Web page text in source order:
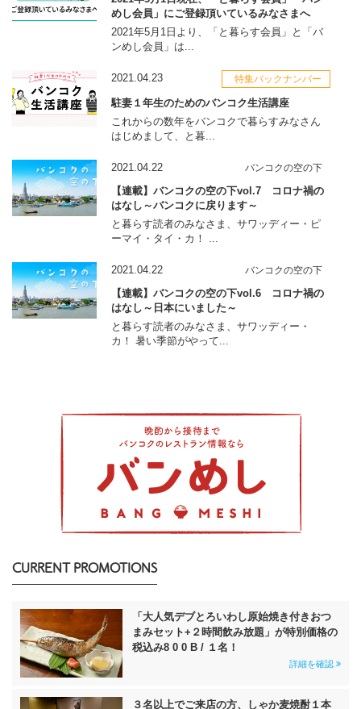
めし会員」にご登録頂いているみなさまへ
2021年5月1日より、「と暮らす会員」と「バ
ンめし会員」は...
2021.04.23 特集バックナンバー
駐妻１年生のためのバンコク生活講座
これからの数年をバンコクで暮らすみなさん
はじめまして、と暮...
2021.04.22 バンコクの空の下
【連載】バンコクの空の下vol.7 コロナ禍の
はなし～バンコクに戻ります～
と暮らす読者のみなさま、サワッディー・ピ
ーマイ・タイ・カ！ ...
2021.04.22 バンコクの空の下
【連載】バンコクの空の下vol.6 コロナ禍の
はなし～日本にいました～
と暮らす読者のみなさま、サワッディー・
カ！ 暑い季節がやって...
CURRENT PROMOTIONS
「大人気デブとろいわし原始焼き付きおつ
まみセット+２時間飲み放題」が特別価格の
税込み8 0 0 B / １名！
詳細を確認
３名以上でご来店の方、しゃか麦焼酎１本